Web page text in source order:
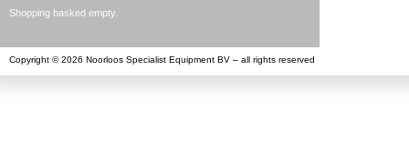
Shopping basked empty.
Copyright © 2026 Noorloos Specialist Equipment BV – all rights reserved